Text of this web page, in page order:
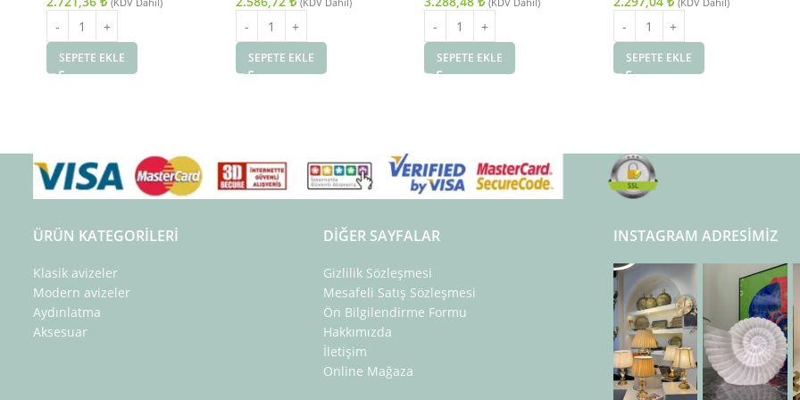
SEPETE EKLE SEPETE EKLE SEPETE EKLE SEPETE EKLE
ÜRÜN KATEGORILERI
Klasik avizeler
Modern avizeler
Aydınlatma
Aksesuar
DIĞER SAYFALAR
Gizlilik Sözleşmesi
Mesafeli Satış Sözleşmesi
Ön Bilgilendirme Formu
Hakkımızda
İletişim
Online Mağaza
INSTAGRAM ADRESIMIZ